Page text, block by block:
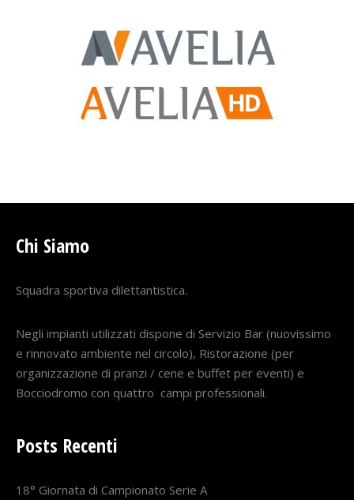
Chi Siamo
Squadra sportiva dilettantistica.
Negli impianti utilizzati dispone di Servizio Bar (nuovissimo
e rinnovato ambiente nel circolo), Ristorazione (per
organizzazione di pranzi / cene e buffet per eventi) e
Bocciodromo con quattro campi professionali.
Posts Recenti
18° Giornata di Campionato Serie A